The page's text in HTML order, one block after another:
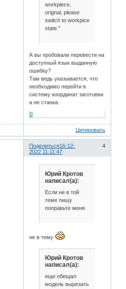
workpiece,
orignal, please
switch to workpice
state."
А вы пробовали перевести на
доступный язык выданную
ошибку?
Там ведь указывается, что
необходимо перейти в
систему координат заготовки
а не станка.
0
Цитировать
Поделиться 4
16-12-
2022 11:11:47
Юрий Кротов
написал(а):
Если не в той
теме пишу
поправьте меня
не в тему
Юрий Кротов
написал(а):
еще обещал
модель вырезать